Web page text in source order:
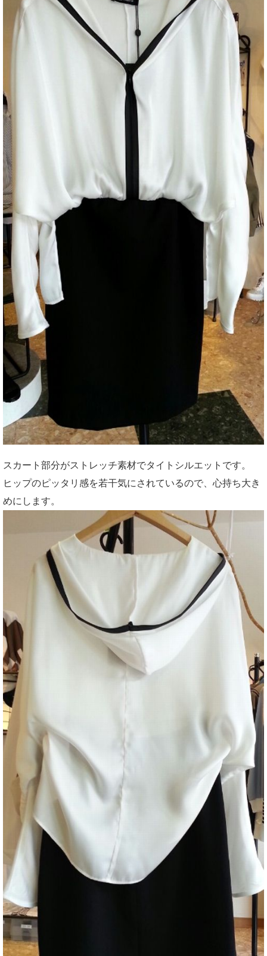
スカート部分がストレッチ素材でタイトシルエットです。
ヒップのピッタリ感を若干気にされているので、心持ち大き
めにします。